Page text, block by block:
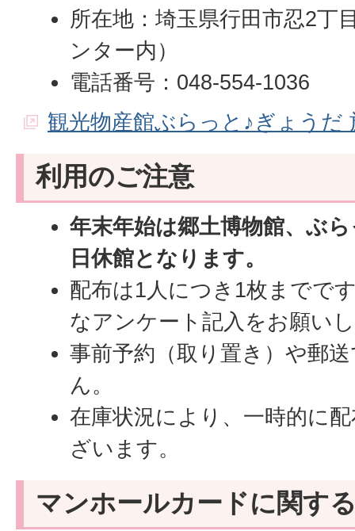
所在地：埼玉県行田市忍2丁
ンター内）
電話番号：048-554-1036
観光物産館ぶらっと♪ぎょうだ
利用のご注意
年末年始は郷土博物館、ぶ
日休館となります。
配布は1人につき1枚までで
なアンケート記入をお願い
事前予約（取り置き）や郵
ん。
在庫状況により、一時的に
ざいます。
マンホールカードに関す